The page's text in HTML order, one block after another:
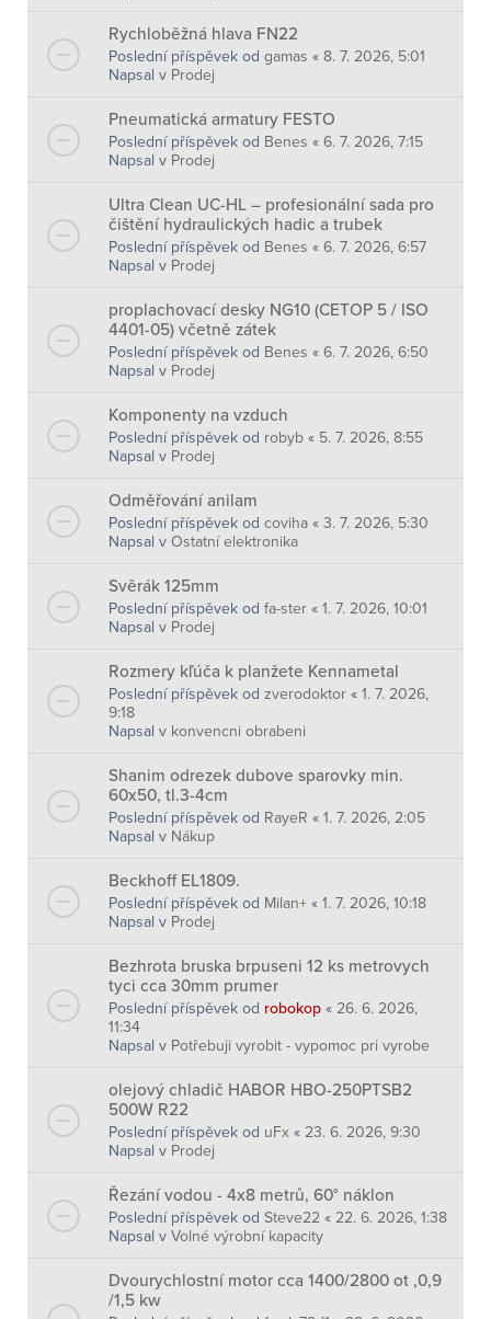
Rychloběžná hlava FN22
Poslední příspěvek od gamas « 8. 7. 2026, 5:01
Napsal v Prodej
Pneumatická armatury FESTO
Poslední příspěvek od Benes « 6. 7. 2026, 7:15
Napsal v Prodej
Ultra Clean UC-HL – profesionální sada pro
čištění hydraulických hadic a trubek
Poslední příspěvek od Benes « 6. 7. 2026, 6:57
Napsal v Prodej
proplachovací desky NG10 (CETOP 5 / ISO
4401-05) včetně zátek
Poslední příspěvek od Benes « 6. 7. 2026, 6:50
Napsal v Prodej
Komponenty na vzduch
Poslední příspěvek od robyb « 5. 7. 2026, 8:55
Napsal v Prodej
Odměřování anilam
Poslední příspěvek od coviha « 3. 7. 2026, 5:30
Napsal v Ostatní elektronika
Svěrák 125mm
Poslední příspěvek od fa-ster « 1. 7. 2026, 10:01
Napsal v Prodej
Rozmery kľúča k planžete Kennametal
Poslední příspěvek od zverodoktor « 1. 7. 2026,
9:18
Napsal v konvencni obrabeni
Shanim odrezek dubove sparovky min.
60x50, tl.3-4cm
Poslední příspěvek od RayeR « 1. 7. 2026, 2:05
Napsal v Nákup
Beckhoff EL1809.
Poslední příspěvek od Milan+ « 1. 7. 2026, 10:18
Napsal v Prodej
Bezhrota bruska brpuseni 12 ks metrovych
tyci cca 30mm prumer
Poslední příspěvek od robokop « 26. 6. 2026,
11:34
Napsal v Potřebuji vyrobit - vypomoc pri vyrobe
olejový chladič HABOR HBO-250PTSB2
500W R22
Poslední příspěvek od uFx « 23. 6. 2026, 9:30
Napsal v Prodej
Řezání vodou - 4x8 metrů, 60° náklon
Poslední příspěvek od Steve22 « 22. 6. 2026, 1:38
Napsal v Volné výrobní kapacity
Dvourychlostní motor cca 1400/2800 ot ,0,9
/1,5 kw